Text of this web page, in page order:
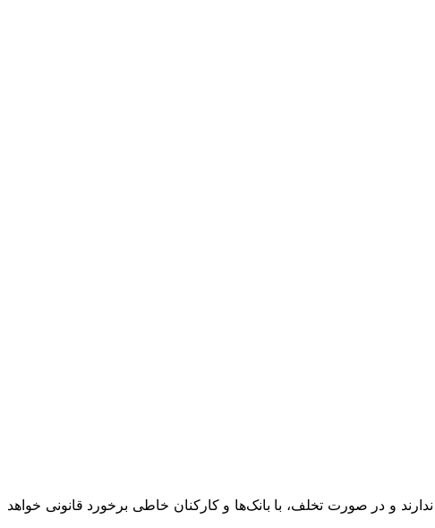
و در صورت تخلف، با بانک‌ها و کارکنان خاطی برخورد قانونی خواهد